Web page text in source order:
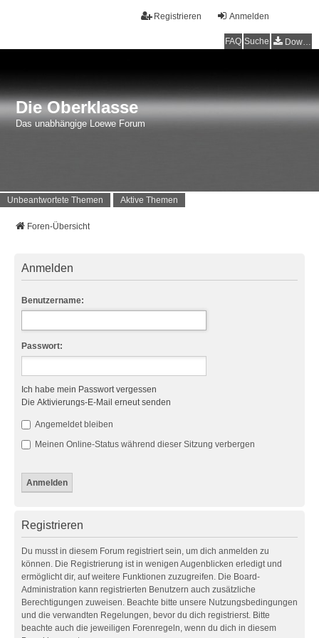
Anmelden
Registrieren
FAQ Suche Downloads
Die Oberklasse
Das unabhängige Loewe Forum
Unbeantwortete Themen Aktive Themen
Foren-Übersicht
Anmelden
Benutzername:
Passwort:
Ich habe mein Passwort vergessen
Die Aktivierungs-E-Mail erneut senden
Angemeldet bleiben
Meinen Online-Status während dieser Sitzung verbergen
Registrieren
Du musst in diesem Forum registriert sein, um dich anmelden zu
können. Die Registrierung ist in wenigen Augenblicken erledigt und
ermöglicht dir, auf weitere Funktionen zuzugreifen. Die Board-
Administration kann registrierten Benutzern auch zusätzliche
Berechtigungen zuweisen. Beachte bitte unsere Nutzungsbedingungen
und die verwandten Regelungen, bevor du dich registrierst. Bitte
beachte auch die jeweiligen Forenregeln, wenn du dich in diesem